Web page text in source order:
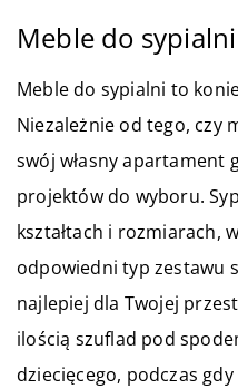
Meble do sypialni
Meble do sypialni to
Niezależnie od tego, czy
swój własny apartament
projektów do wyboru.
kształtach i rozmiarach,
odpowiedni typ zestawu
najlepiej dla Twojej
ilością szuflad pod
dziecięcego, podczas